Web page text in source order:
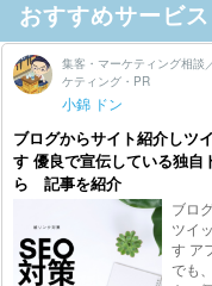
おすすめサービス